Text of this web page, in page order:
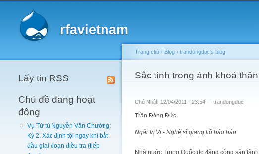
rfavietnam
Lấy tin RSS
Chủ đề đang hoạt
động
Vụ Tử tù Nguyễn Văn Chưởng:
Kỳ 2. Xác định tội ngay khi bắt
đầu giai đoạn điều tra (tiếp
You are here
Trang chủ › Blog › trandongduc's blog
Sắc tình trong ảnh khoả
Chủ Nhật, 12/04/2011 - 23:54 — trandongduc
Trần Đông Đức
Ngải Vị Vị - Nghệ sĩ giang hồ hảo hán
Nhà nước Trung Quốc do đảng cộng sản